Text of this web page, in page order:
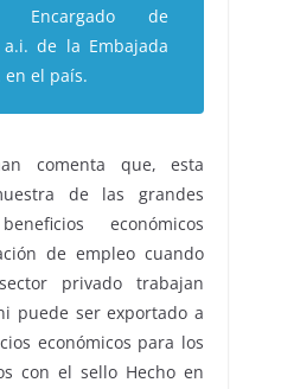
Encargado de
a.i. de la Embajada
en el país.
comenta que, esta
de las grandes
económicos
de empleo cuando
privado trabajan
puede ser exportado a
económicos para los
con el sello Hecho en